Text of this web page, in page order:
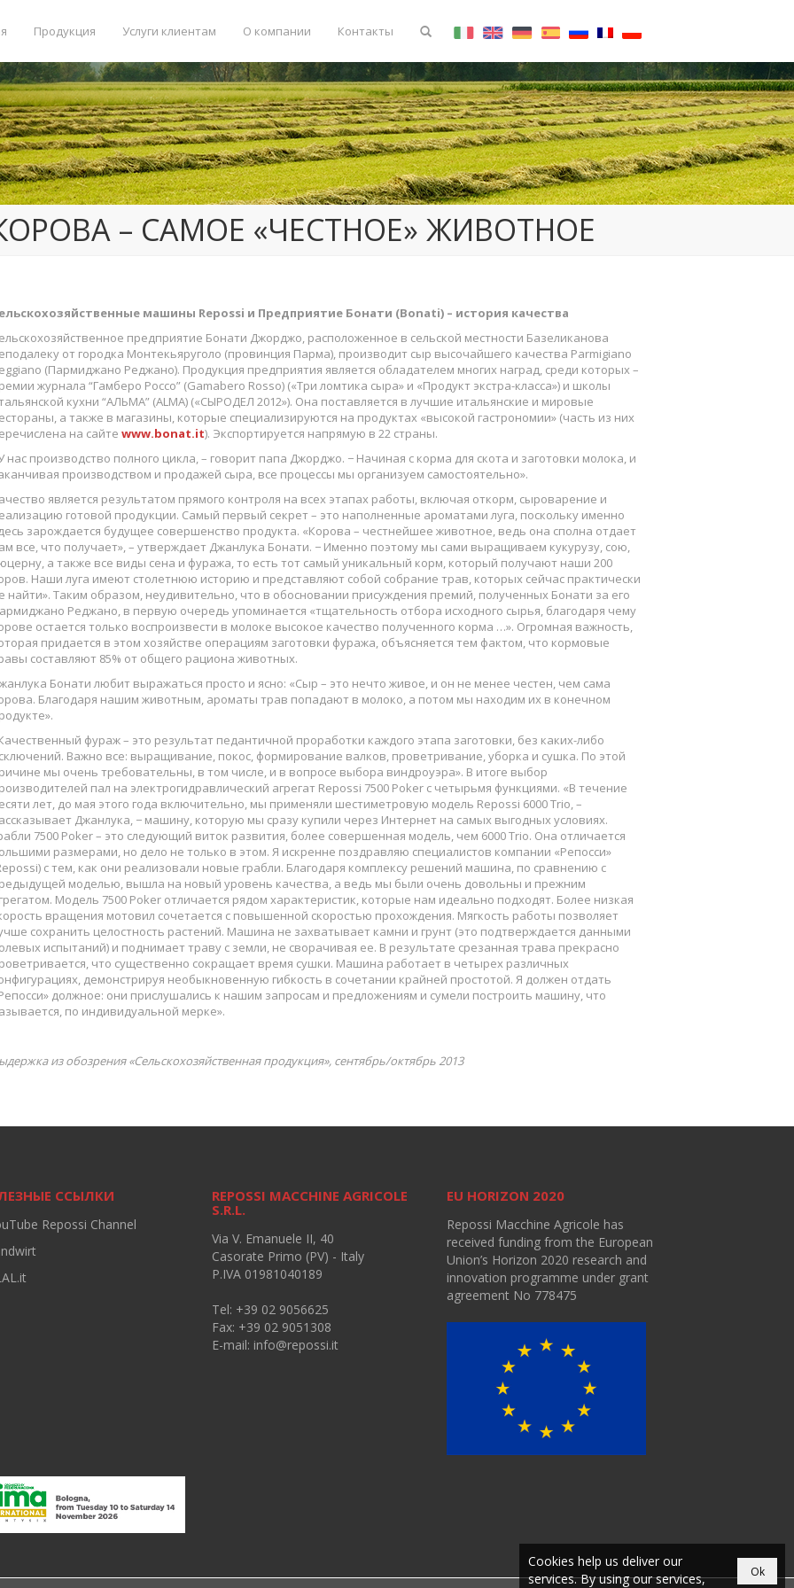
Продукция Услуги клиентам О компании Контакты
– САМОЕ «ЧЕСТНОЕ» ЖИВОТНОЕ
машины Repossi и Предприятие Бонати (Bonati) – история качества
предприятие Бонати Джорджо, расположенное в сельской местности Базеликанова
от городка Монтекьяруголо (провинция Парма), производит сыр высочайшего качества Parmigiano
(Пармиджано Реджано). Продукция предприятия является обладателем многих наград, среди которых –
журнала “Гамберо Россо” (Gamabero Rosso) («Три ломтика сыра» и «Продукт экстра-класса») и школы
кухни “АЛЬМА” (ALMA) («СЫРОДЕЛ 2012»). Она поставляется в лучшие итальянские и мировые
а также в магазины, которые специализируются на продуктах «высокой гастрономии» (часть из них
на сайте www.bonat.it). Экспортируется напрямую в 22 страны.
нас производство полного цикла, – говорит папа Джорджо. − Начиная с корма для скота и заготовки молока, и
производством и продажей сыра, все процессы мы организуем самостоятельно».
является результатом прямого контроля на всех этапах работы, включая откорм, сыроварение и
готовой продукции. Самый первый секрет – это наполненные ароматами луга, поскольку именно
зарождается будущее совершенство продукта. «Корова – честнейшее животное, ведь она сполна отдает
все, что получает», – утверждает Джанлука Бонати. − Именно поэтому мы сами выращиваем кукурузу, сою,
а также все виды сена и фуража, то есть тот самый уникальный корм, который получают наши 200
Наши луга имеют столетнюю историю и представляют собой собрание трав, которых сейчас практически
найти». Таким образом, неудивительно, что в обосновании присуждения премий, полученных Бонати за его
Реджано, в первую очередь упоминается «тщательность отбора исходного сырья, благодаря чему
остается только воспроизвести в молоке высокое качество полученного корма …». Огромная важность,
придается в этом хозяйстве операциям заготовки фуража, объясняется тем фактом, что кормовые
составляют 85% от общего рациона животных.
Бонати любит выражаться просто и ясно: «Сыр – это нечто живое, и он не менее честен, чем сама
Благодаря нашим животным, ароматы трав попадают в молоко, а потом мы находим их в конечном
фураж – это результат педантичной проработки каждого этапа заготовки, без каких-либо
Важно все: выращивание, покос, формирование валков, проветривание, уборка и сушка. По этой
мы очень требовательны, в том числе, и в вопросе выбора виндроуэра». В итоге выбор
пал на электрогидравлический агрегат Repossi 7500 Poker с четырьмя функциями. «В течение
лет, до мая этого года включительно, мы применяли шестиметровую модель Repossi 6000 Trio, –
Джанлука, − машину, которую мы сразу купили через Интернет на самых выгодных условиях.
7500 Poker – это следующий виток развития, более совершенная модель, чем 6000 Trio. Она отличается
размерами, но дело не только в этом. Я искренне поздравляю специалистов компании «Репосси»
с тем, как они реализовали новые грабли. Благодаря комплексу решений машина, по сравнению с
моделью, вышла на новый уровень качества, а ведь мы были очень довольны и прежним
Модель 7500 Poker отличается рядом характеристик, которые нам идеально подходят. Более низкая
вращения мотовил сочетается с повышенной скоростью прохождения. Мягкость работы позволяет
сохранить целостность растений. Машина не захватывает камни и грунт (это подтверждается данными
испытаний) и поднимает траву с земли, не сворачивая ее. В результате срезанная трава прекрасно
что существенно сокращает время сушки. Машина работает в четырех различных
демонстрируя необыкновенную гибкость в сочетании крайней простотой. Я должен отдать
должное: они прислушались к нашим запросам и предложениям и сумели построить машину, что
по индивидуальной мерке».
из обозрения «Сельскохозяйственная продукция», сентябрь/октябрь 2013
ССЫЛКИ
Repossi Channel
REPOSSI MACCHINE AGRICOLE
S.R.L.
Via V. Emanuele II, 40
Casorate Primo (PV) - Italy
P.IVA 01981040189
Tel: +39 02 9056625
Fax: +39 02 9051308
E-mail: info@repossi.it
EU HORIZON 2020
Repossi Macchine Agricole has
received funding from the European
Union’s Horizon 2020 research and
innovation programme under grant
agreement No 778475
Cookies help us deliver our
services. By using our services,
Ok